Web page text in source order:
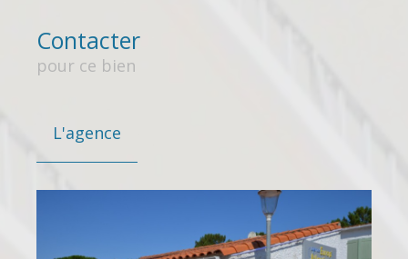
Contacter
pour ce bien
L'agence